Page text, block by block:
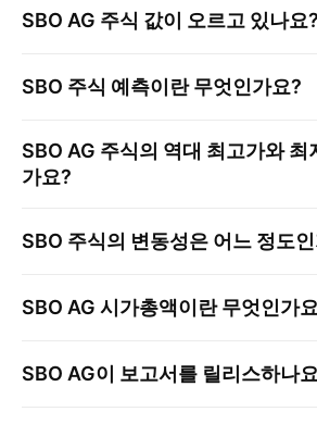
SBO AG 주식 값이 오르고 있나요?
SBO 주식 예측이란 무엇인가요?
SBO AG 주식의 역대 최고가와 최
가요?
SBO 주식의 변동성은 어느 정도
SBO AG 시가총액이란 무엇인가
SBO AG이 보고서를 릴리스하나